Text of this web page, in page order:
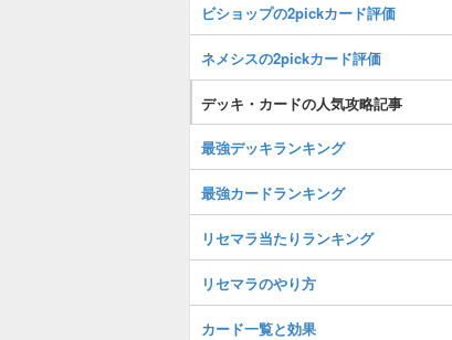
ビショップの2pickカード評価
ネメシスの2pickカード評価
デッキ・カードの人気攻略記事
最強デッキランキング
最強カードランキング
リセマラ当たりランキング
リセマラのやり方
カード一覧と効果